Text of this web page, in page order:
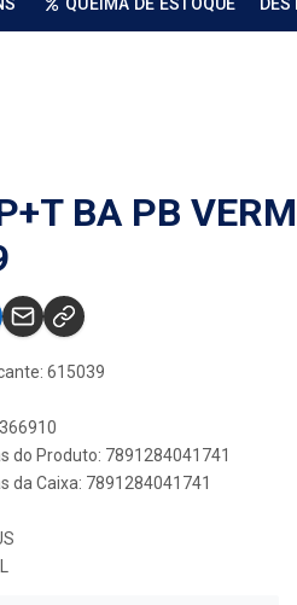
BA PB
615039
do Produto: 7891284041741
da Caixa: 7891284041741